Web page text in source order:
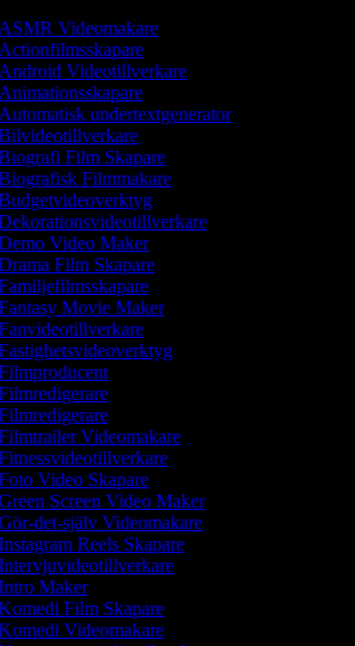
Videomakare
Videotillverkare
undertextgenerator
Film Skapare
Filmmakare
Video Maker
Film Skapare
Movie Maker
Videomakare
Video Skapare
Screen Video Maker
det-själv Videomakare
Reels Skapare
Maker
Film Skapare
Videomakare